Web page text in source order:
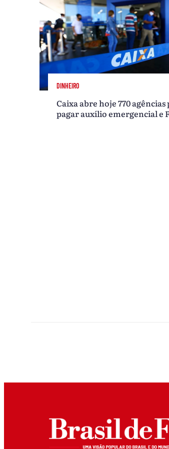
DINHEIRO
Caixa abre hoje 770 agências
pagar auxílio emergencial e